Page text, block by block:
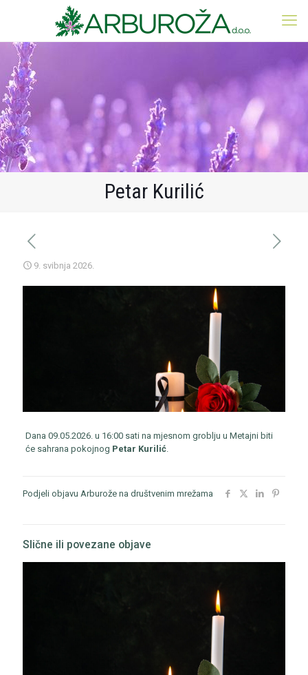
Petar Kurilić
9. svibnja 2026.
Dana 09.05.2026. u 16:00 sati na mjesnom groblju u Metajni biti
će sahrana pokojnog Petar Kurilić.
Podjeli objavu Arburože na društvenim mrežama
Slične ili povezane objave